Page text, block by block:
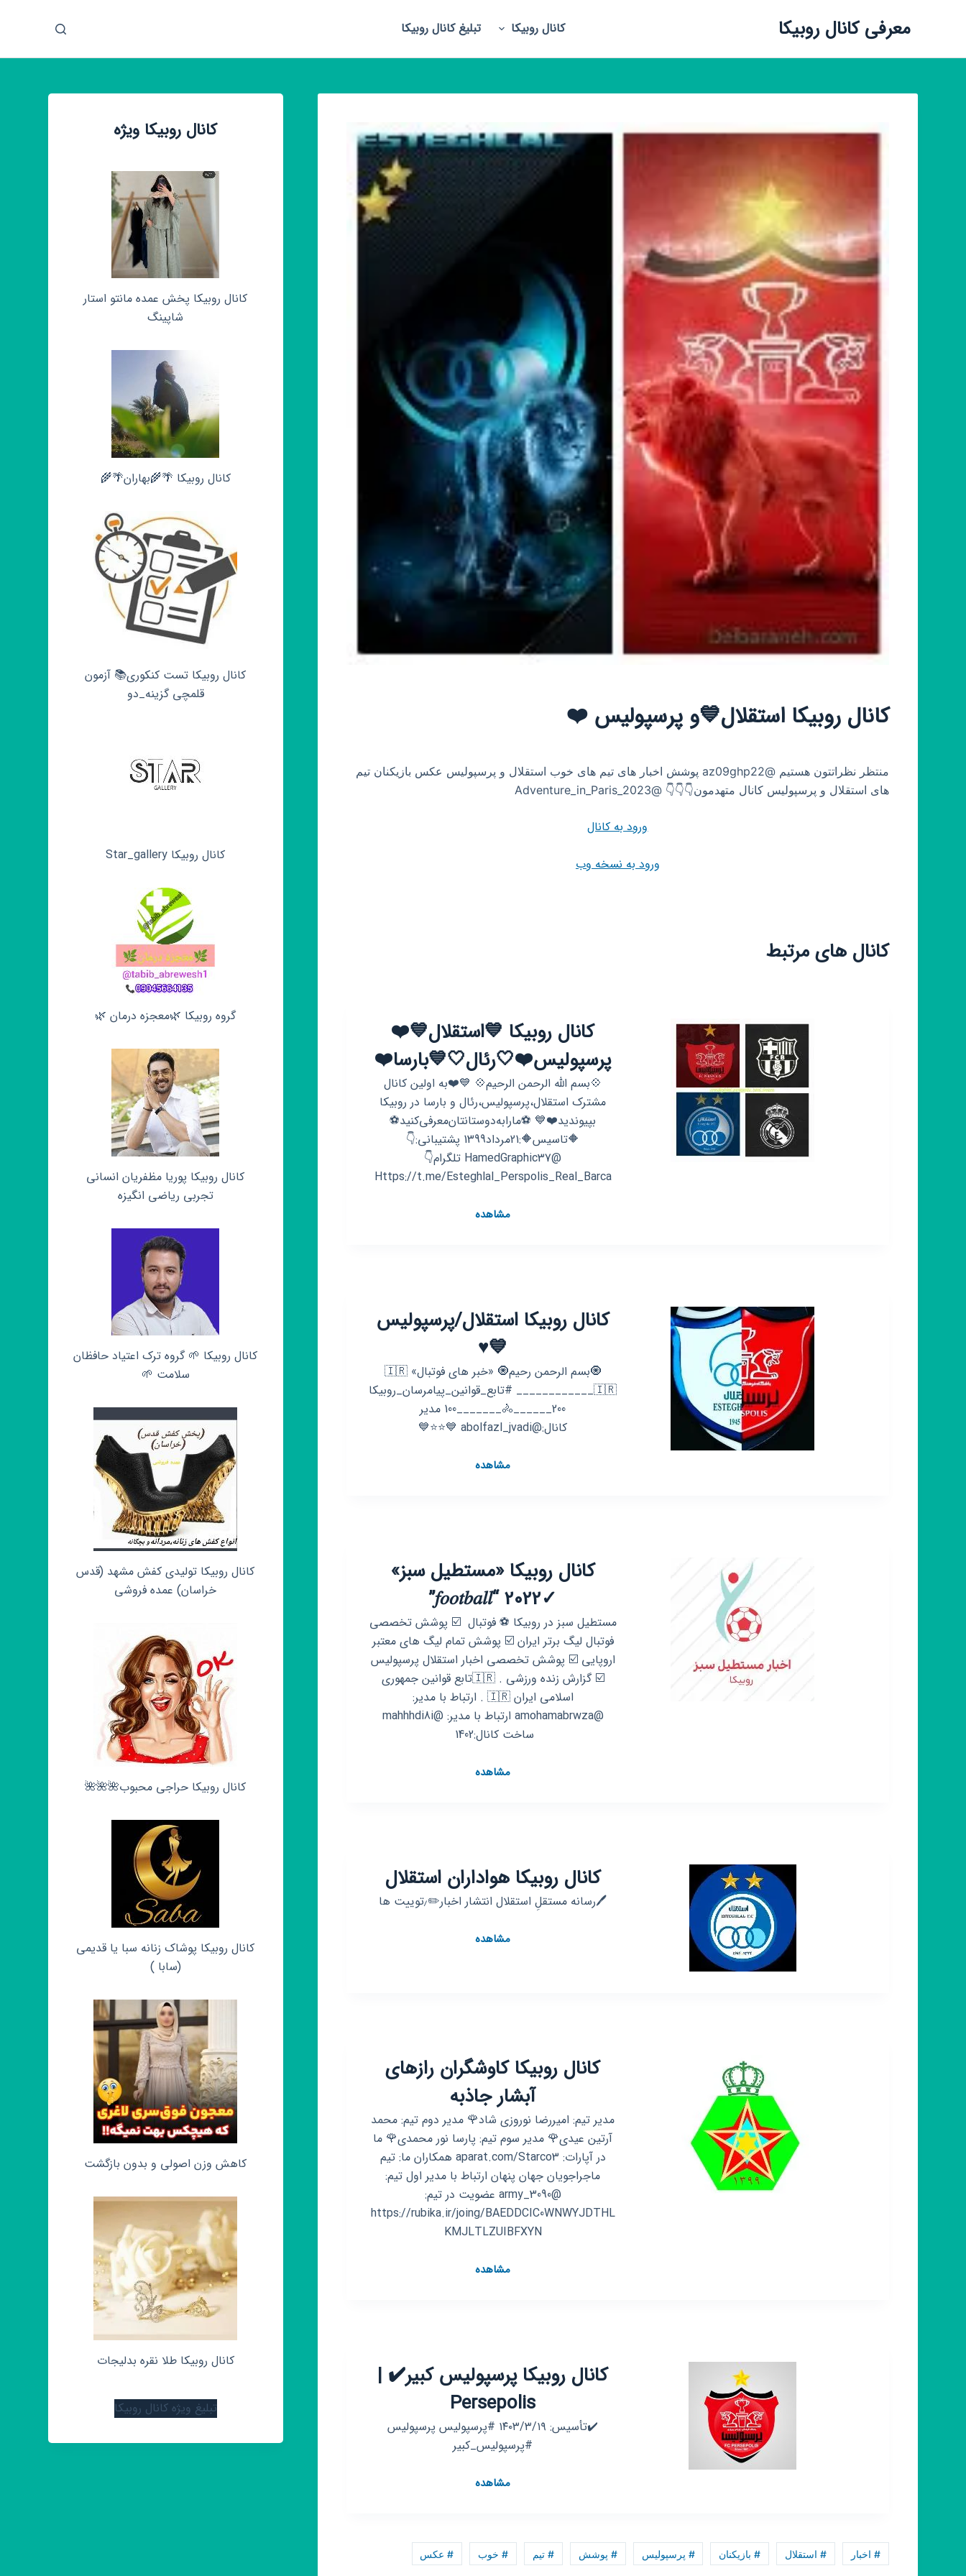
ش
معرفی کانال روبیکا کانال روبیکا تبلیغ کانال روبیکا
کانال روبیکا استقلال💙و پرسپولیس ❤️
منتظر نظراتتون هستیم @az09ghp22 پوشش اخبار های تیم های خوب استقلال و پرسپولیس عکس بازیکنان تیم
های استقلال و پرسپولیس کانال متهدمون👇👇👇 @Adventure_in_Paris_2023
ورود به کانال
ورود به نسخه وب
کانال های مرتبط
کانال روبیکا 💙استقلال💙❤️
پرسپولیس❤️🤍رئال🤍💙بارسا❤️
💠بسم الله الرحمن الرحیم💠 💙❤️به اولین کانال
مشترک استقلال،پرسپولیس،رئال و بارسا در روبیکا
بپيونديد❤️💙 ⚽مارابه‌دوستانتان‌معرفی‌کنید⚽
🔶تاسیس🔶:21مرداد1399 پشتیبانی:👇
@HamedGraphic37 تلگرام👇
Https://t.me/Esteghlal_Perspolis_Real_Barca
مشاهدهکانال
پرسپولیس
❤️
رئال
🤍
💙
بارسا
❤️
کانال روبیکا استقلال/پرسپولیس
💙♥️
🧿بسم الرحمن رحیم🧿 «خبر های فوتبال» 🇮🇷
____________🇮🇷 #تابع_قوانین_پیامرسان_روبیکا
200______🚴_______100 مدیر
کانال:@abolfazl_jvadi 💙⭐⭐💙
مشاهدهکانال
کانال روبیکا «مستطیل سبز»
✓2022 “𝑓𝑜𝑜𝑡𝑏𝑎𝑙𝑙”
مستطیل سبز در روبیکا ⚽ فوتبال ‌ ☑️ ‌پوشش تخصصی
فوتبال لیگ برتر ایران ☑️ پوشش تمام لیگ های معتبر
اروپایی ‌☑️ پوشش تخصصی اخبار استقلال پرسپولیس
‌☑️ گزارش زنده ورزشی . 🇮🇷تابع قوانین جمهوری
اسلامی ایران 🇮🇷 . ارتباط با مدیر:
@amohamabrwza‌‌ ‌ارتباط با مدیر: @mahhhdi8i
ساخت کانال:1402 ‌
مشاهدهکانال
کانال روبیکا هواداران استقلال
🖊️رسانه مستقلِ استقلال انتشار اخبار✏️٫توییت ها
مشاهدهکانال
کانال روبیکا کاوشگران رازهای
آبشار جاذبه
مدیر تیم: امیررضا نوروزی شاد🌹 مدیر دوم تیم: محمد
آرتین عیدی🌹 مدیر سوم تیم: پارسا نور محمدی🌹 ما
در آپارات: aparat.com/Starco3 همکاران ما: تیم
ماجراجویان جهان پنهان ارتباط با مدیر اول تیم:
@army_3090 عضویت در تیم:
https://rubika.ir/joing/BAEDDCIC0WNWYJDTHL
KMJLTLZUIBFXYN
مشاهدهکانال
کانال روبیکا پرسپولیس کبیر✔️ |
Persepolis
✔️تأسیس: ۱۴۰۳/۳/۱۹ #پرسپولیس پرسپولیس
#پرسپولیس_کبیر
مشاهدهکانال
Persepolis
# اخبار # استقلال # بازیکنان # پرسپولیس # پوشش # تیم # خوب # عکس
کانال روبیکا ویژه
کانال روبیکا پخش عمده مانتو استار
شاپینگ
کانال روبیکا 🌴🌾بهاران🌴🌾
کانال روبیکا تست کنکوری📚 آزمون
قلمچی‌‌ گزینه_دو
کانال روبیکا Star_gallery
گروه روبیکا 🌿معجزه درمان 🌿
کانال روبیکا پوریا مظفریان انسانی
تجربی ریاضی انگیزه
کانال روبیکا 🌱 گروه ترک اعتیاد حافظان
سلامت 🌱
کانال روبیکا تولیدی کفش مشهد (قدس
خراسان) عمده فروشی
کانال روبیکا حراجی محبوب🌺🌺🌺
کانال روبیکا پوشاک زنانه سبا یا قدیمی
(سابا )
کاهش وزن اصولی و بدون بازگشت
کانال روبیکا طلا نقره بدلیجات
تبلیغ ویژه کانال روبیکا